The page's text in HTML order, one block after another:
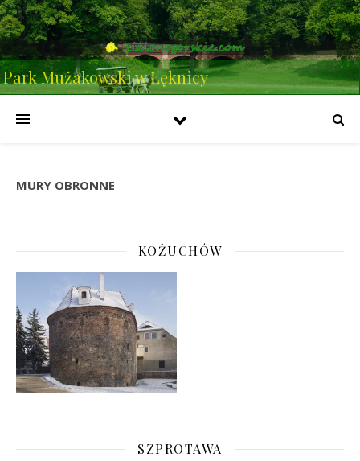
Park Mużakowski w Łęknicy
MURY OBRONNE
KOŻUCHÓW
SZPROTAWA